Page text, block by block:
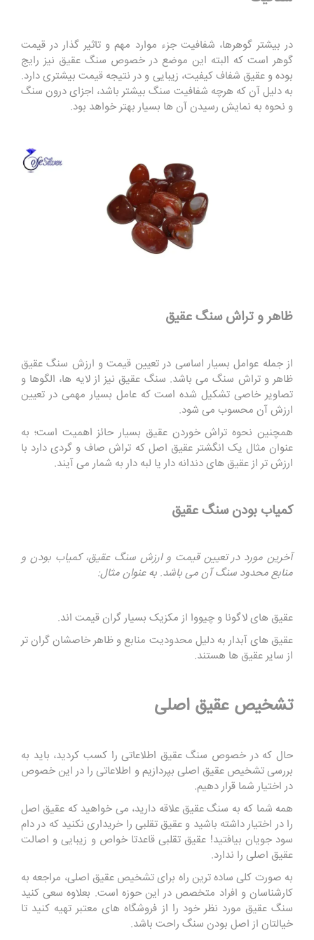
در بیشتر گوهرها، شفافیت جزء موارد مهم و تاثیر گذار در قیمت
گوهر است که البته این موضع در خصوص سنگ عقیق نیز رایج
بوده و عقیق شفاف کیفیت، زیبایی و در نتیجه قیمت بیشتری دارد.
به دلیل آن که هرچه شفافیت سنگ بیشتر باشد، اجزای درون سنگ
و نحوه به نمایش رسیدن آن ها بسیار بهتر خواهد بود.
ظاهر و تراش سنگ عقیق
از جمله عوامل بسیار اساسی در تعیین قیمت و ارزش سنگ عقیق
ظاهر و تراش سنگ می باشد. سنگ عقیق نیز از لایه ها، الگوها و
تصاویر خاصی تشکیل شده است که عامل بسیار مهمی در تعیین
ارزش آن محسوب می شود.
همچنین نحوه تراش خوردن عقیق بسیار حائز اهمیت است؛ به
عنوان مثال یک انگشتر عقیق اصل که تراش صاف و گردی دارد با
ارزش تر از عقیق های دندانه دار یا لبه دار به شمار می آیند.
کمیاب بودن سنگ عقیق
آخرین مورد در تعیین قیمت و ارزش سنگ عقیق، کمیاب بودن و
منابع محدود سنگ آن می باشد. به عنوان مثال:
عقیق های لاگونا و چیووا از مکزیک بسیار گران قیمت اند.
عقیق های آبدار به دلیل محدودیت منابع و ظاهر خاصشان گران تر
از سایر عقیق ها هستند.
تشخیص عقیق اصلی
حال که در خصوص سنگ عقیق اطلاعاتی را کسب کردید، باید به
بررسی تشخیص عقیق اصلی بپردازیم و اطلاعاتی را در این خصوص
در اختیار شما قرار دهیم.
همه شما که به سنگ عقیق علاقه دارید، می خواهید که عقیق اصل
را در اختیار داشته باشید و عقیق تقلبی را خریداری نکنید که در دام
سود جویان بیافتید! عقیق تقلبی قاعدتا خواص و زیبایی و اصالت
عقیق اصلی را ندارد.
به صورت کلی ساده ترین راه برای تشخیص عقیق اصلی، مراجعه به
کارشناسان و افراد متخصص در این حوزه است. بعلاوه سعی کنید
سنگ عقیق مورد نظر خود را از فروشگاه های معتبر تهیه کنید تا
خیالتان از اصل بودن سنگ راحت باشد.